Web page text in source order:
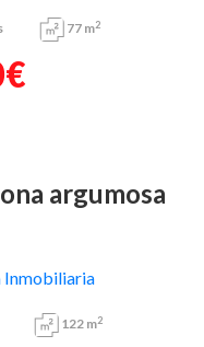
77 m2
argumosa
122 m2